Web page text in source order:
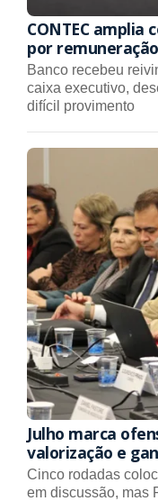
CONTEC amplia
por
Banco recebeu
caixa executivo,
difícil provimento
Julho marca
valorização e
Cinco rodadas
em discussão, mas